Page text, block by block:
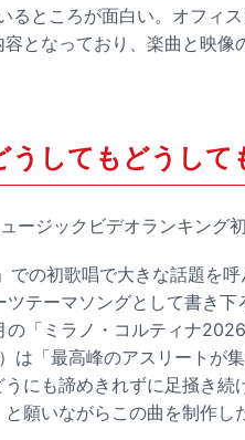
るところが面白い。オフィ
となっており、楽曲と映
してもどうして
ージックビデオランキング
での初歌唱で大きな話題を
テーマソングとして書き
「ミラノ・コルティナ
は「最高峰のアスリートが
にも諦めきれずに足掻き
願いながらこの曲を制作し